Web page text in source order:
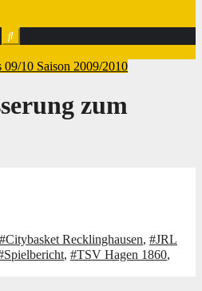
09/10 Saison 2009/2010
zum
#Citybasket Recklinghausen, #JRL
, #TSV Hagen 1860,